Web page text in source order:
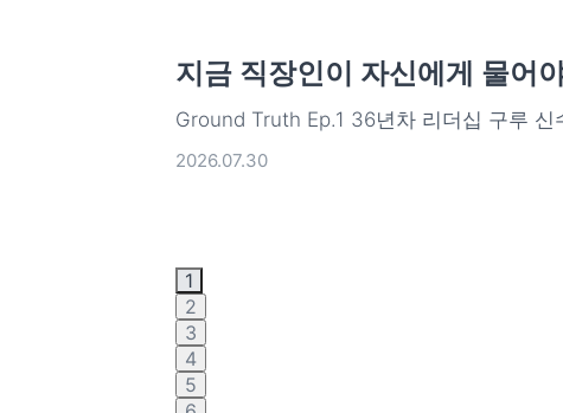
지금 직장인이 자신에게 물어
Ground Truth Ep.1 36년차 리더십 구루 신
2026.07.30
1
2
3
4
5